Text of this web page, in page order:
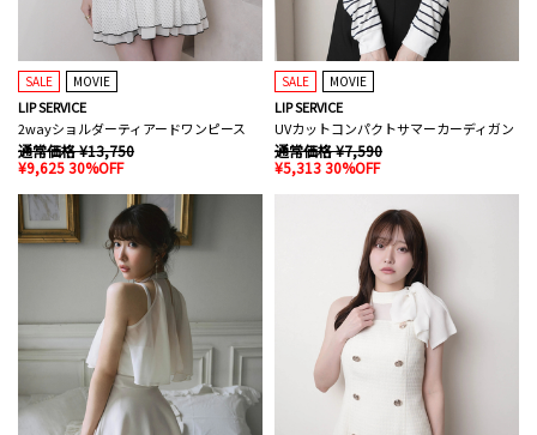
SALE MOVIE
LIP SERVICE
2wayショルダーティアードワンピース
通常価格 ¥13,750
¥9,625 30%OFF
SALE MOVIE
LIP SERVICE
UVカットコンパクトサマーカーディガン
通常価格 ¥7,590
¥5,313 30%OFF